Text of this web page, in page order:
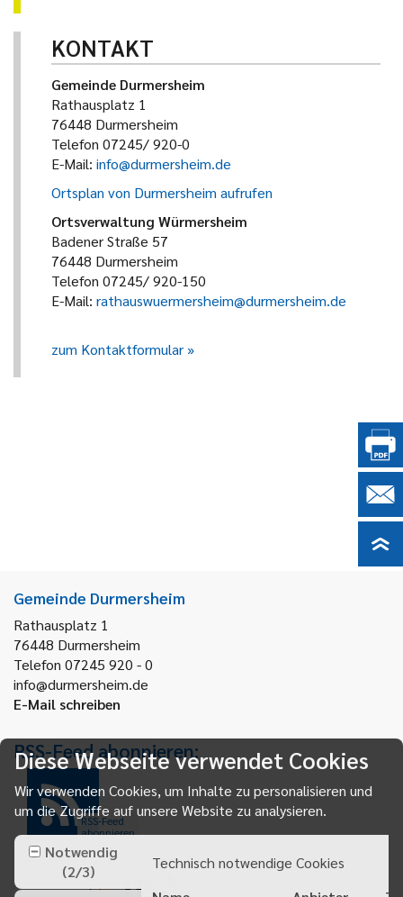
KONTAKT
Gemeinde Durmersheim
Rathausplatz 1
76448 Durmersheim
Telefon 07245/ 920-0
E-Mail: info@durmersheim.de
Ortsplan von Durmersheim aufrufen
Ortsverwaltung Würmersheim
Badener Straße 57
76448 Durmersheim
Telefon 07245/ 920-150
E-Mail: rathauswuermersheim@durmersheim.de
zum Kontaktformular
Gemeinde Durmersheim
Rathausplatz 1
76448 Durmersheim
Telefon 07245 920 - 0
info@durmersheim.de
E-Mail schreiben
RSS-Feed abonnieren:
RSS-Feed
abonnieren
Diese Webseite verwendet Cookies
Wir verwenden Cookies, um Inhalte zu personalisieren und
um die Zugriffe auf unsere Website zu analysieren.
Notwendig
(2/3)
Technisch notwendige Cookies